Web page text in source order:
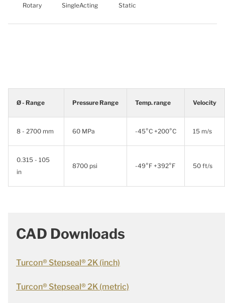
Rotary SingleActing Static
Ø - Range Pressure Range Temp. range Velocity
8 - 2700 mm 60 MPa -45°C +200°C 15 m/s
0.315 - 105
in
8700 psi -49°F +392°F 50 ft/s
CAD Downloads
Turcon® Stepseal® 2K (inch)
Turcon® Stepseal® 2K (metric)